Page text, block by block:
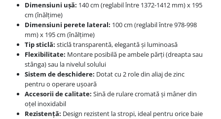
Dimensiuni ușă: 140 cm (reglabil între 1372-1412 mm) x 195
cm (înălțime)
Dimensiuni perete lateral: 100 cm (reglabil între 978-998
mm) x 195 cm (înălțime)
Tip sticlă: sticlă transparentă, elegantă și luminoasă
Flexibilitate: Montare posibilă pe ambele părți (dreapta sau
stânga) sau la nivelul solului
Sistem de deschidere: Dotat cu 2 role din aliaj de zinc
pentru o operare ușoară
Accesorii de calitate: Sină de rulare cromată și mâner din
oțel inoxidabil
Rezistență: Design rezistent la stropi, ideal pentru orice baie